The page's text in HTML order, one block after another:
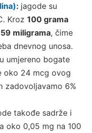
: jagode su
Kroz 100 grama
miligrama, čime
dnevnog unosa.
umjereno bogate
oko 24 mcg ovog
zadovoljavamo 6%
takođe sadrže i
oko 0,05 mg na 100